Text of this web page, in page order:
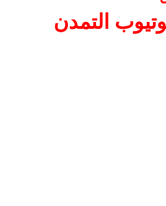
التمدن